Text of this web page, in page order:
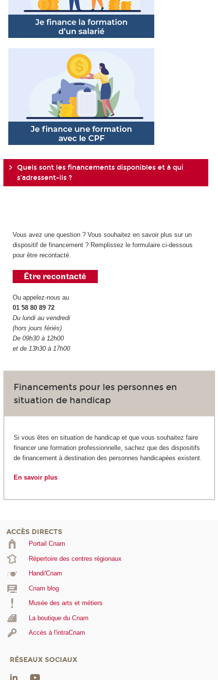
Quels sont les financements disponibles et à qui
s’adressent-ils ?
Vous avez une question ? Vous souhaitez en savoir plus sur un
dispositif de financement ? Remplissez le formulaire ci-dessous
pour être recontacté.
Ou appelez-nous au
01 58 80 89 72
Du lundi au vendredi
(hors jours fériés)
De 09h30 à 12h00
et de 13h30 à 17h00
Financements pour les personnes en
situation de handicap
Si vous êtes en situation de handicap et que vous souhaitez faire
financer une formation professionnelle, sachez que des dispositifs
de financement à destination des personnes handicapées existent.
En savoir plus
ACCÈS DIRECTS
Portail Cnam
Répertoire des centres régionaux
Handi'Cnam
Cnam blog
Musée des arts et métiers
La boutique du Cnam
Accès à l'intraCnam
RÉSEAUX SOCIAUX